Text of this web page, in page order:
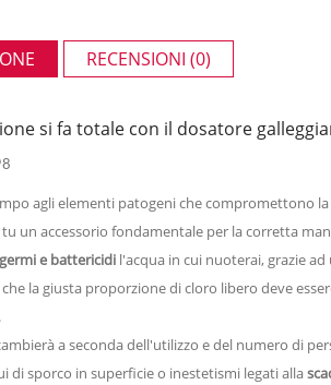
RECENSIONI (0)
si fa totale con il dosatore
agli elementi patogeni che compromettono la
tu un accessorio fondamentale per la corretta
germi e battericidi l'acqua in cui nuoterai, grazie
la giusta proporzione di cloro libero deve
a seconda dell'utilizzo e del numero di
di sporco in superficie o inestetismi legati alla